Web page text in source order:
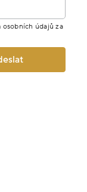
osobních údajů za